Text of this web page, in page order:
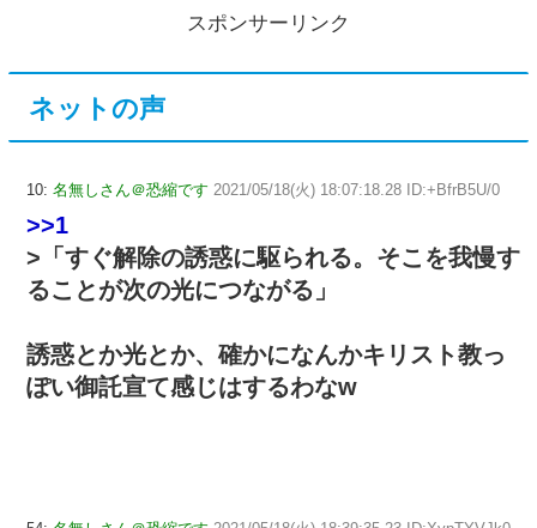
スポンサーリンク
ネットの声
10: 名無しさん＠恐縮です 2021/05/18(火) 18:07:18.28 ID:+BfrB5U/0
>>1
>「すぐ解除の誘惑に駆られる。そこを我慢す
ることが次の光につながる」
誘惑とか光とか、確かになんかキリスト教っ
ぽい御託宣て感じはするわなw